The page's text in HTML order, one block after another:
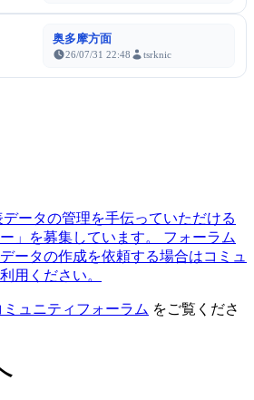
奥多摩方面
26/07/31 22:48 tsrknic
データの管理を手伝っていただける
」を募集しています。
フォーラム
ータの作成を依頼する場合はコミュ
用ください。
ミュニティフォーラム をご覧くださ